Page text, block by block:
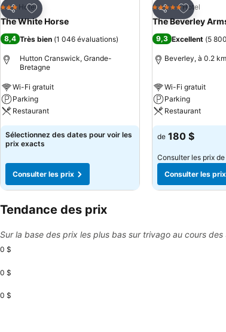
Partager
Ajouter à mes favoris
3 ÉtoilesHotel
The White Horse
8,4 Très bien (1 046 évaluations)
Hutton Cranswick, Grande-
Bretagne
Wi-Fi gratuit
Parking
Restaurant
Sélectionnez des dates pour voir les
prix exacts
Consulter les prix
Partager
Ajouter à
5 Étoiles Hotel
The Beverley
9,3 Excellent (5
Beverley, à 0.2
Wi-Fi gratuit
Parking
Restaurant
de 180 $
Consulter les prix de
Consulter les prix
Tendance des prix
Sur la base des prix les plus bas sur trivago au cours
0 $
0 $
0 $